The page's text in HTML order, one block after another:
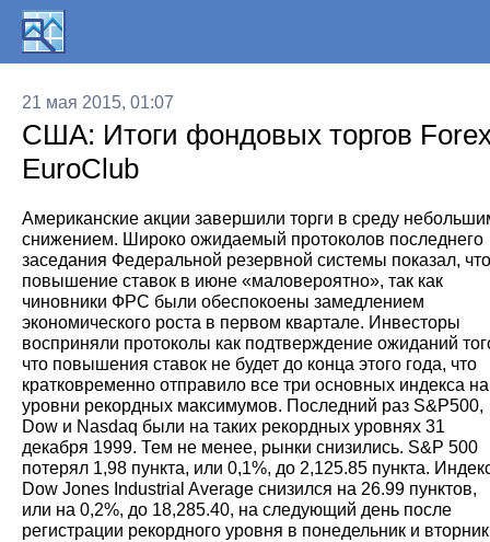
21 мая 2015, 01:07
США: Итоги фондовых торгов
EuroClub
Американские акции завершили торги в среду
снижением. Широко ожидаемый протоколов последнего
заседания Федеральной резервной системы показал, что
повышение ставок в июне «маловероятно», так как
чиновники ФРС были обеспокоены замедлением
экономического роста в первом квартале. Инвесторы
восприняли протоколы как подтверждение ожиданий
что повышения ставок не будет до конца этого года, что
кратковременно отправило все три основных индекса на
уровни рекордных максимумов. Последний раз S&P500,
Dow и Nasdaq были на таких рекордных уровнях 31
декабря 1999. Тем не менее, рынки снизились. S&P 500
потерял 1,98 пункта, или 0,1%, до 2,125.85 пункта.
Dow Jones Industrial Average снизился на 26.99 пунктов,
или на 0,2%, до 18,285.40, на следующий день после
регистрации рекордного уровня в понедельник и